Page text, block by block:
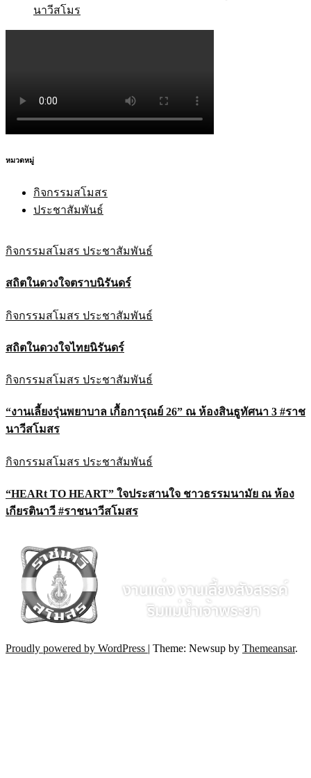
นาวีสโมร
หมวดหมู่
กิจกรรมสโมสร
ประชาสัมพันธ์
กิจกรรมสโมสร ประชาสัมพันธ์
สถิตในดวงใจตราบนิรันดร์
กิจกรรมสโมสร ประชาสัมพันธ์
สถิตในดวงใจไทยนิรันดร์
กิจกรรมสโมสร ประชาสัมพันธ์
“งานเลี้ยงรุ่นพยาบาล เกื้อการุณย์ 26” ณ ห้องสินธูทัศนา 3 #ราช
นาวีสโมสร
กิจกรรมสโมสร ประชาสัมพันธ์
“HEARt TO HEART” ใจประสานใจ ชาวธรรมนามัย ณ ห้อง
เกียรตินาวี #ราชนาวีสโมสร
Proudly powered by WordPress | Theme: Newsup by Themeansar.